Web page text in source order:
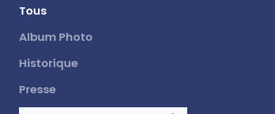
Tous
Album Photo
Historique
Presse